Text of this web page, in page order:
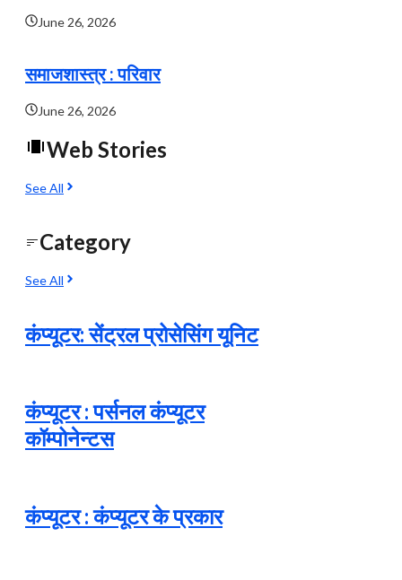
June 26, 2026
समाजशास्त्र : परिवार
June 26, 2026
Web Stories
See All
Category
See All
कंप्यूटर: सेंट्रल प्रोसेसिंग यूनिट
कंप्यूटर : पर्सनल कंप्यूटर
कॉम्पोनेन्टस
कंप्यूटर : कंप्यूटर के प्रकार